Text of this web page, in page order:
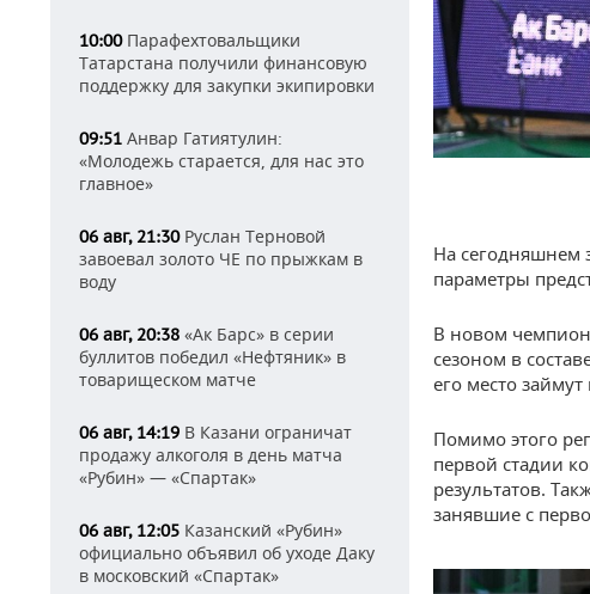
10:00Парафехтовальщики
Татарстана получили финансовую
поддержку для закупки экипировки
09:51 Анвар Гатиятулин:
«Молодежь старается, для нас это
главное»
06 авг, 21:30Руслан Терновой
завоевал золото ЧЕ по прыжкам в
воду
06 авг, 20:38 «Ак Барс» в серии
буллитов победил «Нефтяник» в
товарищеском матче
06 авг, 14:19 В Казани ограничат
продажу алкоголя в день матча
«Рубин» — «Спартак»
06 авг, 12:05 Казанский «Рубин»
официально объявил об уходе Даку
в московский «Спартак»
На сегодняшнем
параметры
В новом
сезоном в
его место
Помимо этого
первой стадии
результатов.
занявшие с